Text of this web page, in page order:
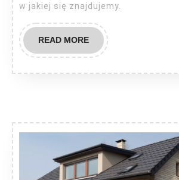
w jakiej się znajdujemy.
READ MOREREAD
MORE